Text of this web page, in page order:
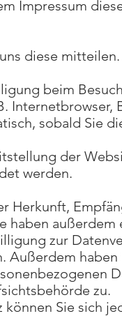
Impressum
diese
beim
sobald Sie
der
werden.
Herkunft,
haben
zur
zu.
Sie sich